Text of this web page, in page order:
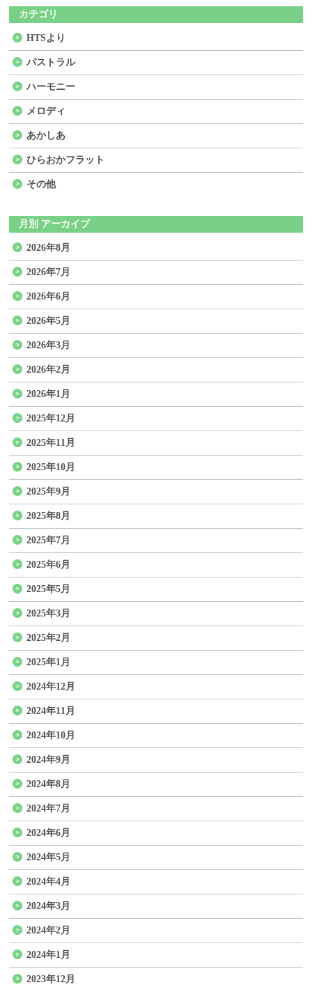
カテゴリ
HTSより
パストラル
ハーモニー
メロディ
あかしあ
ひらおかフラット
その他
月別 アーカイブ
2026年8月
2026年7月
2026年6月
2026年5月
2026年3月
2026年2月
2026年1月
2025年12月
2025年11月
2025年10月
2025年9月
2025年8月
2025年7月
2025年6月
2025年5月
2025年3月
2025年2月
2025年1月
2024年12月
2024年11月
2024年10月
2024年9月
2024年8月
2024年7月
2024年6月
2024年5月
2024年4月
2024年3月
2024年2月
2024年1月
2023年12月